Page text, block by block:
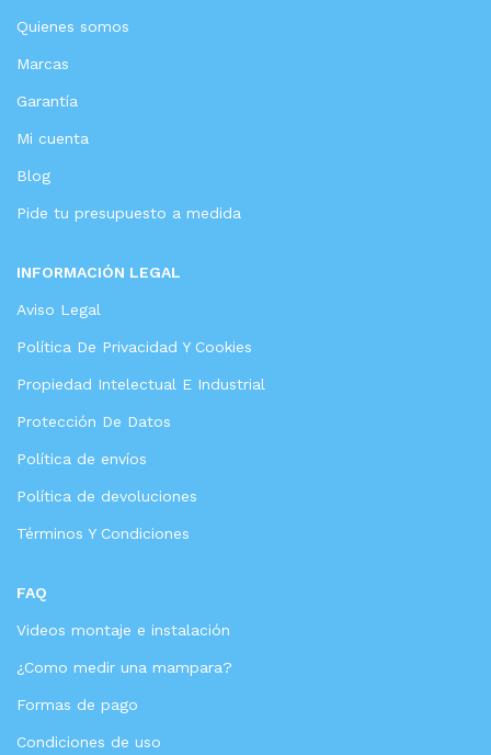
Quienes somos
Marcas
Garantía
Mi cuenta
Blog
Pide tu presupuesto a medida
INFORMACIÓN LEGAL
Aviso Legal
Política De Privacidad Y Cookies
Propiedad Intelectual E Industrial
Protección De Datos
Política de envíos
Política de devoluciones
Términos Y Condiciones
FAQ
Videos montaje e instalación
¿Como medir una mampara?
Formas de pago
Condiciones de uso